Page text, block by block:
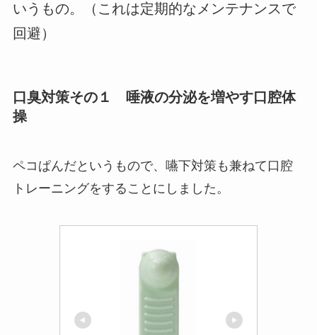
いうもの。（これは定期的なメンテナンスで
回避）
口臭対策その１ 唾液の分泌を増やす口腔体
操
ペコぱんだというもので、嚥下対策も兼ねて口腔
トレーニングをすることにしました。